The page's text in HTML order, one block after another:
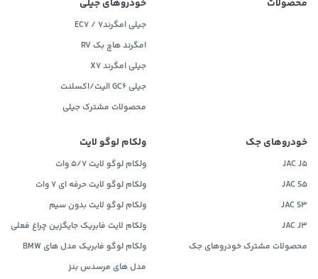
محصولات خودروهای جیلی
جیلی امگرند۷ / EC7
امگرند هاچ بک RV
جیلی امگرند X7
جیلی GC6 الیت/اکسلنت
محصولات مشترک جیلی
خودروهای جک
JAC J5
JAC S5
JAC S3
JAC J3
محصولات مشترک خودروهای جک
ولکام لوگو لایت
ولکام لوگو لایت 5/7 وات
ولکام لوگو لایت حرفه ای 7 وات
ولکام لوگو لایت بدون سیم
ولکام لایت فابریک جایگزین چراغ فعلی
ولکام لوگو فابریک مدل های BMW
مدل های مرسدس بنز